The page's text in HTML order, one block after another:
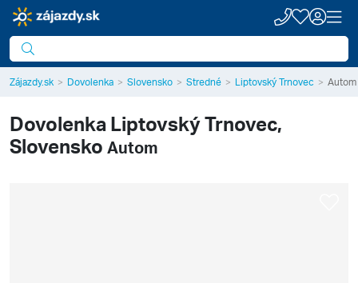
Zájazdy.sk Dovolenka Slovensko Stredné Liptovský Trnovec Autom
Dovolenka Liptovský Trnovec,
Slovensko Autom